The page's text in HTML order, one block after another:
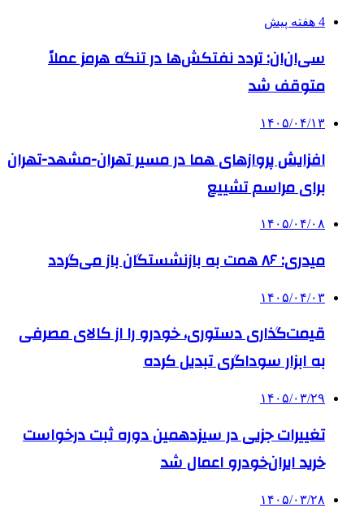
4 هفته پیش
سی‌ان‌ان: تردد نفتکش‌ها در تنگه هرمز عملاً
متوقف شد
۱۴۰۵/۰۴/۱۳
افزایش پروازهای هما در مسیر تهران-مشهد-تهران
برای مراسم تشییع
۱۴۰۵/۰۴/۰۸
میدری: ۸۶ همت به بازنشستگان باز می‌گردد
۱۴۰۵/۰۴/۰۳
قیمت‌گذاری دستوری، خودرو را از کالای مصرفی
به ابزار سوداگری تبدیل کرده
۱۴۰۵/۰۳/۲۹
تغییرات جزیی در سیزدهمین دوره ثبت درخواست
خرید ایران‌خودرو اعمال شد
۱۴۰۵/۰۳/۲۸